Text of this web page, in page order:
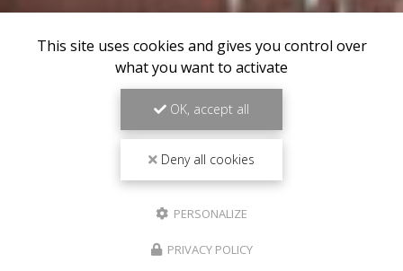
This site uses cookies and gives you control over
what you want to activate
OK, accept all
Deny all cookies
PERSONALIZE
PRIVACY POLICY